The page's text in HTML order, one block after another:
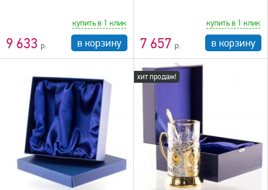
9 633
купить в 1 клик
в корзину 7 657
купить в 1 клик
в корзину
хит продаж!
быстрый просмотр